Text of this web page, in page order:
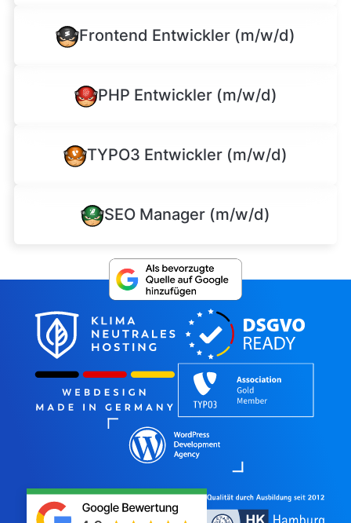
Frontend Entwickler (m/w/d)
PHP Entwickler (m/w/d)
TYPO3 Entwickler (m/w/d)
SEO Manager (m/w/d)